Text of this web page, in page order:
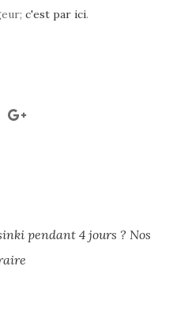
c'est par ici.
pendant 4 jours ? Nos